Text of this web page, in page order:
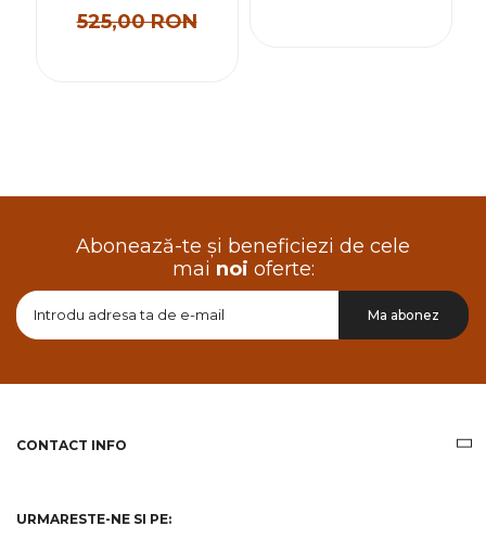
525,00 RON
Abonează-te și beneficiezi de cele
mai noi oferte:
sa
informatii
Ma abonez
CONTACT INFO
URMARESTE-NE SI PE: